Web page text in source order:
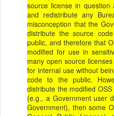
source license in
and redistribute any
misconception that the
distribute the source
public, and therefore that
modified for use in
many open source
for internal use without
code to the public.
distribute the modified
(e.g., a Government user
Government), then some